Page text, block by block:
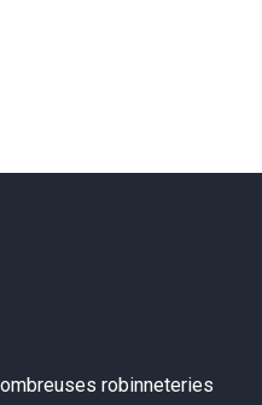
robinneteries